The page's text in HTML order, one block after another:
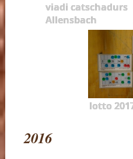
viadi catschadurs
Allensbach
lotto
2016